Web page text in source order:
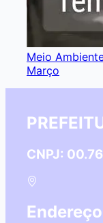
Meio
Março
CNPJ:
Endereço